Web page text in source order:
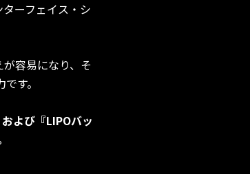
ーフェイス・シ
容易になり、そ
す。
よび『LIPOバッ